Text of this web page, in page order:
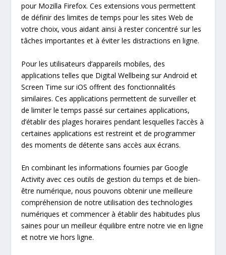
pour Mozilla Firefox. Ces extensions vous permettent
de définir des limites de temps pour les sites Web de
votre choix, vous aidant ainsi à rester concentré sur les
tâches importantes et à éviter les distractions en ligne.
Pour les utilisateurs d’appareils mobiles, des
applications telles que Digital Wellbeing sur Android et
Screen Time sur iOS offrent des fonctionnalités
similaires. Ces applications permettent de surveiller et
de limiter le temps passé sur certaines applications,
d’établir des plages horaires pendant lesquelles l’accès à
certaines applications est restreint et de programmer
des moments de détente sans accès aux écrans.
En combinant les informations fournies par Google
Activity avec ces outils de gestion du temps et de bien-
être numérique, nous pouvons obtenir une meilleure
compréhension de notre utilisation des technologies
numériques et commencer à établir des habitudes plus
saines pour un meilleur équilibre entre notre vie en ligne
et notre vie hors ligne.